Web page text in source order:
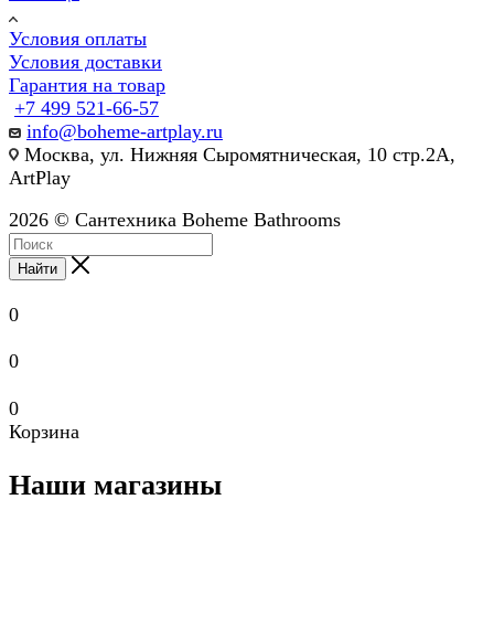
Условия оплаты
Условия доставки
Гарантия на товар
+7 499 521-66-57
info@boheme-artplay.ru
Москва, ул. Нижняя Сыромятническая, 10 стр.2А,
ArtPlay
2026 © Сантехника Boheme Bathrooms
Найти
0
0
0
Корзина
Наши магазины